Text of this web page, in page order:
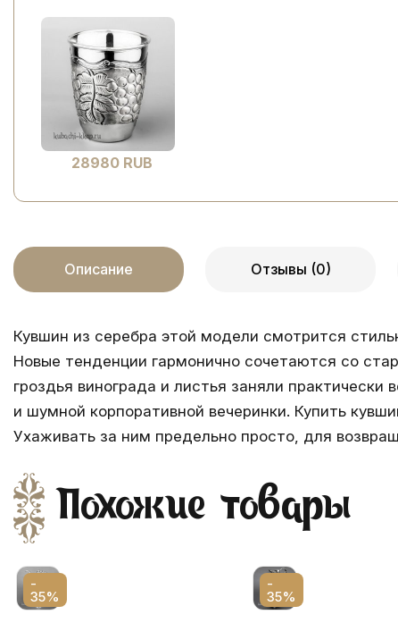
28980 RUB
Описание Отзывы (0)
Кувшин из серебра этой модели смотрится
Новые тенденции гармонично сочетаются со
гроздья винограда и листья заняли
и шумной корпоративной вечеринки. Купить
Ухаживать за ним предельно просто, для
Похожие товары
-
35%
-
35%